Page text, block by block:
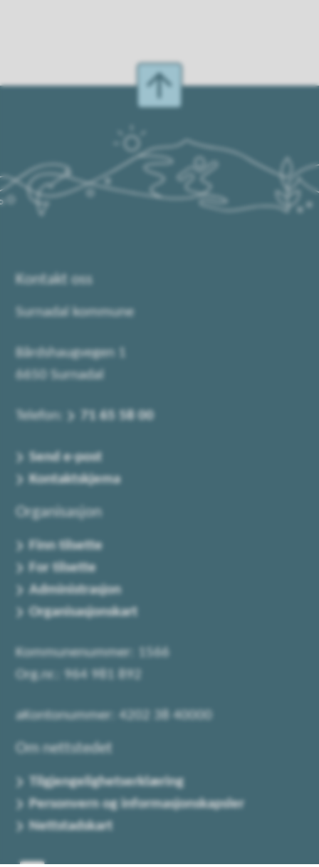
Kontakt oss
Surnadal kommune
Bårdshaugvegen 1
6650 Surnadal
Telefon: 71 65 58 00
Send e-post
Kontaktskjema
Organisasjon
Finn tilsette
For tilsette
Administrasjon
Organisasjonskart
Kommunenummer: 1566
Org.nr.: 964 981 892
aKontonummer: 4202 38 40000
Om nettstedet
Tilgjengelighetserklæring
Personvern og informasjonskapsler
Nettstadskart